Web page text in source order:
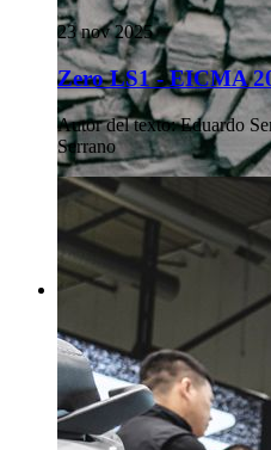
23 nov 2025
Zero LS1 - EICMA
Autor del texto: Eduardo
Serrano